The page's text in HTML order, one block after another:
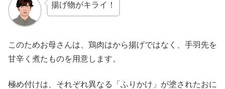
揚げ物がキライ！
このためお母さんは、鶏肉はから揚げではなく、手羽先を
甘辛く煮たものを用意します。
極め付けは、それぞれ異なる「ふりかけ」が塗されたおに